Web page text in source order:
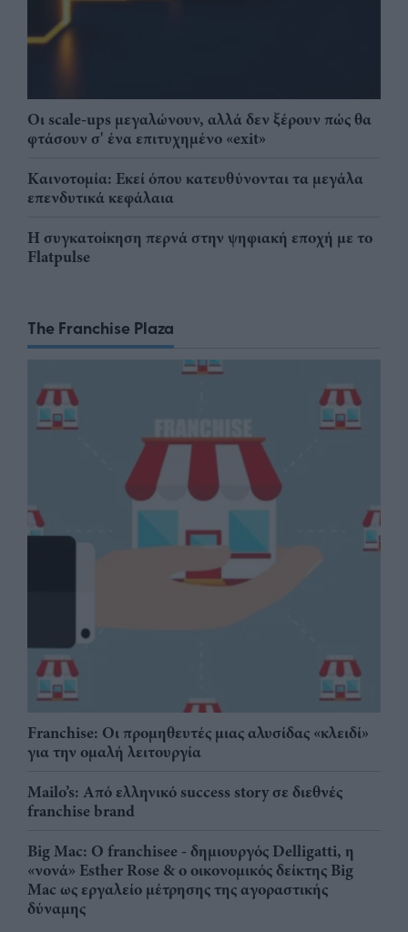
Οι scale-ups μεγαλώνουν, αλλά δεν ξέρουν πώς θα
φτάσουν σ' ένα επιτυχημένο «exit»
Καινοτομία: Εκεί όπου κατευθύνονται τα μεγάλα
επενδυτικά κεφάλαια
Η συγκατοίκηση περνά στην ψηφιακή εποχή με το
Flatpulse
The Franchise Plaza
Franchise: Οι προμηθευτές μιας αλυσίδας «κλειδί»
για την ομαλή λειτουργία
Mailo’s: Από ελληνικό success story σε διεθνές
franchise brand
Big Mac: Ο franchisee - δημιουργός Delligatti, η
«νονά» Esther Rose & ο οικονομικός δείκτης Big
Mac ως εργαλείο μέτρησης της αγοραστικής
δύναμης